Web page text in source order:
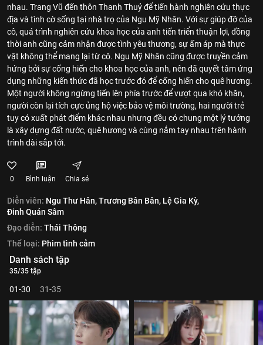
nhau. Trang Vũ đến thôn Thanh Thuỷ để tiến hành nghiên cứu thực
địa và tình cờ sống tại nhà trọ của Ngu Mỹ Nhân. Với sự giúp đỡ của
cô, quá trình nghiên cứu khoa học của anh tiến triển thuận lợi, đồng
thời anh cũng cảm nhận được tình yêu thương, sự ấm áp mà thực
vật không thể mang lại từ cô. Ngu Mỹ Nhân cũng được truyền cảm
hứng bởi sự cống hiến cho khoa học của anh, nên đã quyết tâm ứng
dụng những kiến thức đã học trước đó để cống hiến cho quê hương.
Một người không ngừng tiến lên phía trước để vượt qua khó khăn,
người còn lại tích cực ủng hộ việc bảo vệ môi trường, hai người trẻ
tuy có xuất phát điểm khác nhau nhưng đều có chung một lý tưởng
là xây dựng đất nước, quê hương và cùng nắm tay nhau trên hành
trình dài sắp tới.
0 Bình luận Chia sẻ
Diễn viên: Ngu Thư Hân,Trương Bân Bân, Lệ Gia Kỳ,
Đinh Quán Sâm
Đạo diễn: Thái Thông
Thể loại: Phim tình cảm
Danh sách tập
35/35 tập
01-30 31-35